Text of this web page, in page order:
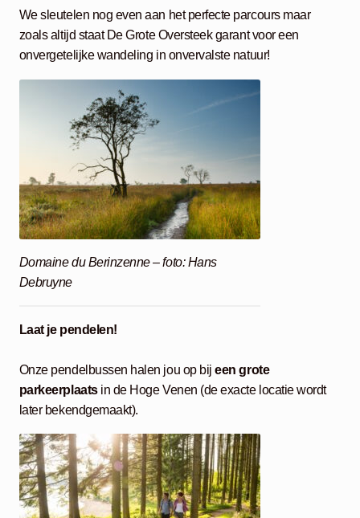
We sleutelen nog even aan het perfecte parcours maar
zoals altijd staat De Grote Oversteek garant voor een
onvergetelijke wandeling in onvervalste natuur!
Domaine du Berinzenne – foto: Hans
Debruyne
Laat je pendelen!
Onze pendelbussen halen jou op bij een grote
parkeerplaats in de Hoge Venen (de exacte locatie wordt
later bekendgemaakt).